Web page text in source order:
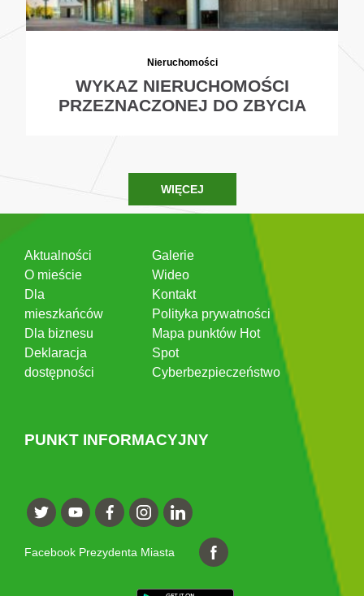
Nieruchomości
WYKAZ NIERUCHOMOŚCI
PRZEZNACZONEJ DO ZBYCIA
WIĘCEJ
Aktualności
O mieście
Dla
mieszkańców
Dla biznesu
Deklaracja
dostępności
Galerie
Wideo
Kontakt
Polityka prywatności
Mapa punktów Hot
Spot
Cyberbezpieczeństwo
PUNKT INFORMACYJNY
Facebook Prezydenta Miasta